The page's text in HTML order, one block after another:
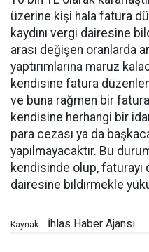
üzerine kişi hala fatura
kaydını vergi dairesine
arası değişen oranlarda
yaptırımlarına maruz
kendisine fatura
ve buna rağmen bir
kendisine herhangi bir
para cezası ya da
yapılmayacaktır. Bu
kendisinde olup,
dairesine bildirmekle
Kaynak: İhlas Haber Ajansı